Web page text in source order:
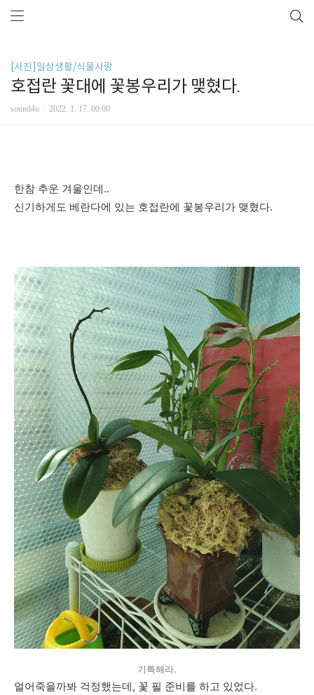
[사진]일상생활/식물사랑
호접란 꽃대에 꽃봉우리가 맺혔다.
sound4u 2022. 1. 17. 00:00
한참 추운 겨울인데..
신기하게도 베란다에 있는 호접란에 꽃봉우리가 맺혔다.
기특해라.
얼어죽을까봐 걱정했는데, 꽃 필 준비를 하고 있었다.